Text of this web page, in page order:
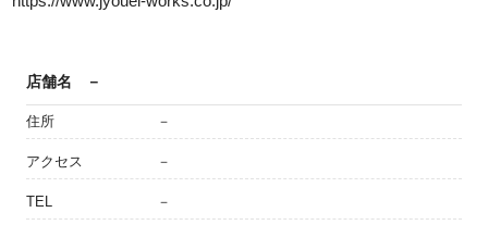
店舗名 －
住所 －
アクセス －
TEL －